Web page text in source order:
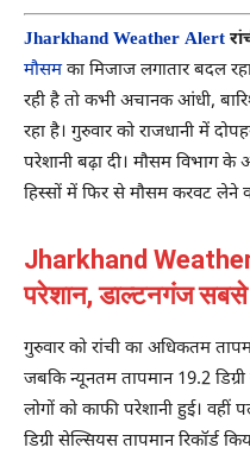
Jharkhand Weather Alert
मौसमका मिजाज लगातार बदल
रही है तो कभी अचानक आंधी,
रहा है। गुरुवार को राजधानी में
परेशानी बढ़ा दी। मौसम विभाग
हिस्सों में फिर से मौसम करवट लेने
Jharkhand
परेशान, डाल्टनगंज सबसे
गुरुवार को रांची का अधिकतम
जबकि न्यूनतम तापमान 19.2
लोगों को काफी परेशानी हुई।
डिग्री सेल्सियस तापमान रिकॉर्ड